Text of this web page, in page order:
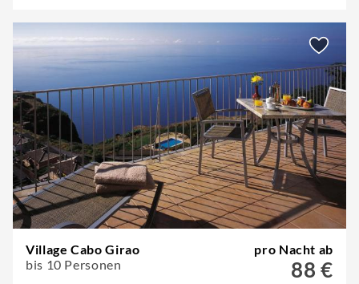
Village Cabo Girao
bis 10 Personen
pro Nacht ab
88 €